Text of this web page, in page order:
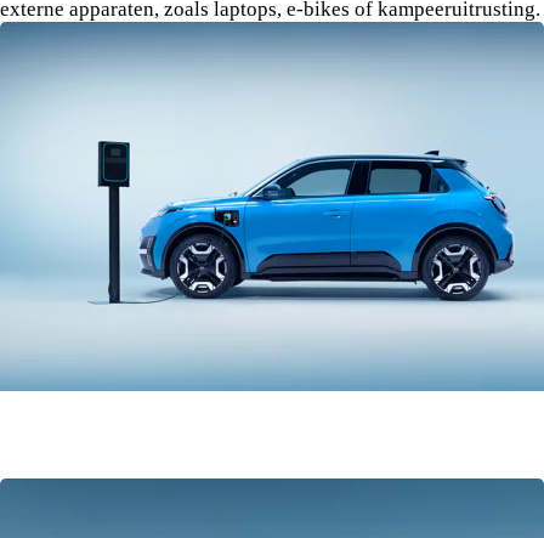
externe apparaten, zoals laptops, e-bikes of kampeeruitrusting.